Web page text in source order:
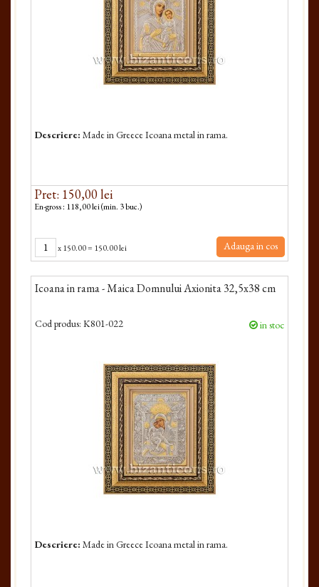
Descriere: Made in Greece Icoana metal in rama.
Pret: 150,00 lei
En-gross : 118,00 lei (min. 3 buc.)
x150.00= 150.00 lei Adauga in cos
Icoana in rama - Maica Domnului Axionita 32,5x38 cm
Cod produs: K801-022 in stoc
Descriere: Made in Greece Icoana metal in rama.